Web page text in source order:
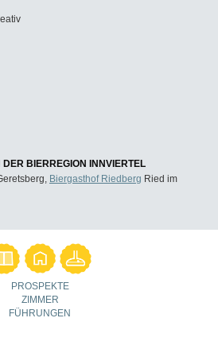
BIERREGION INNVIERTEL
Biergasthof Riedberg Ried im
PROSPEKTE
ZIMMER
FÜHRUNGEN